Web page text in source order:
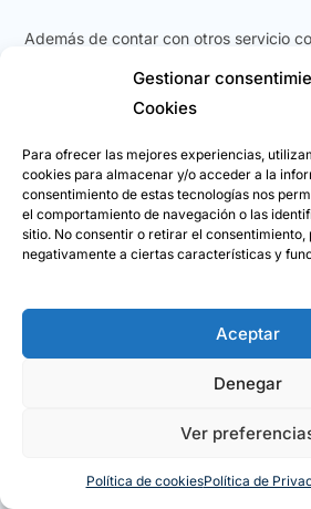
Gestionar
Cookies
Para ofrecer las mejores experiencias,
cookies para almacenar y/o acceder a la
consentimiento de estas tecnologías nos
el comportamiento de navegación o las
sitio. No consentir o retirar el consentimiento,
negativamente a ciertas características y
Aceptar
Denegar
Ver
Política de cookiesPolítica de
Además de contar con otros servicio
¡Te lo ponemos muy fácil para lanzar
(más…)
Continuar Leyendo
Jorge Callon © Copyright